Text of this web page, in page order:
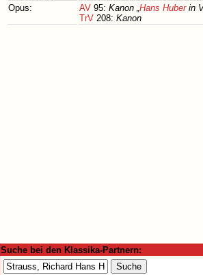
Opus:
AV 95: Kanon „Hans Huberin
TrV 208: Kanon
Suche bei den Klassika-Partnern: